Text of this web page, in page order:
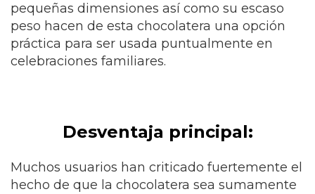
pequeñas dimensiones así como su escaso
peso hacen de esta chocolatera una opción
práctica para ser usada puntualmente en
celebraciones familiares.
Desventaja principal:
Muchos usuarios han criticado fuertemente el
hecho de que la chocolatera sea sumamente